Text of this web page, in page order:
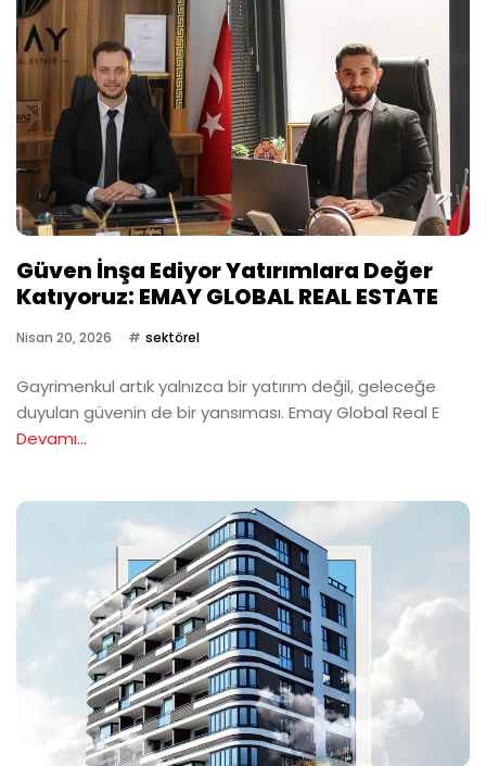
Güven İnşa Ediyor Yatırımlara Değer
Katıyoruz: EMAY GLOBAL REAL ESTATE
Nisan 20, 2026 sektörel
Gayrimenkul artık yalnızca bir yatırım değil, geleceğe
duyulan güvenin de bir yansıması. Emay Global Real E
Devamı...